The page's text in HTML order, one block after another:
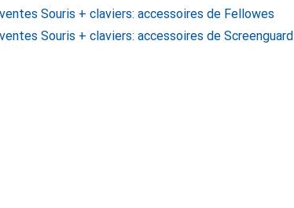
Souris + claviers: accessoires de Fellowes
Souris + claviers: accessoires de Screenguard